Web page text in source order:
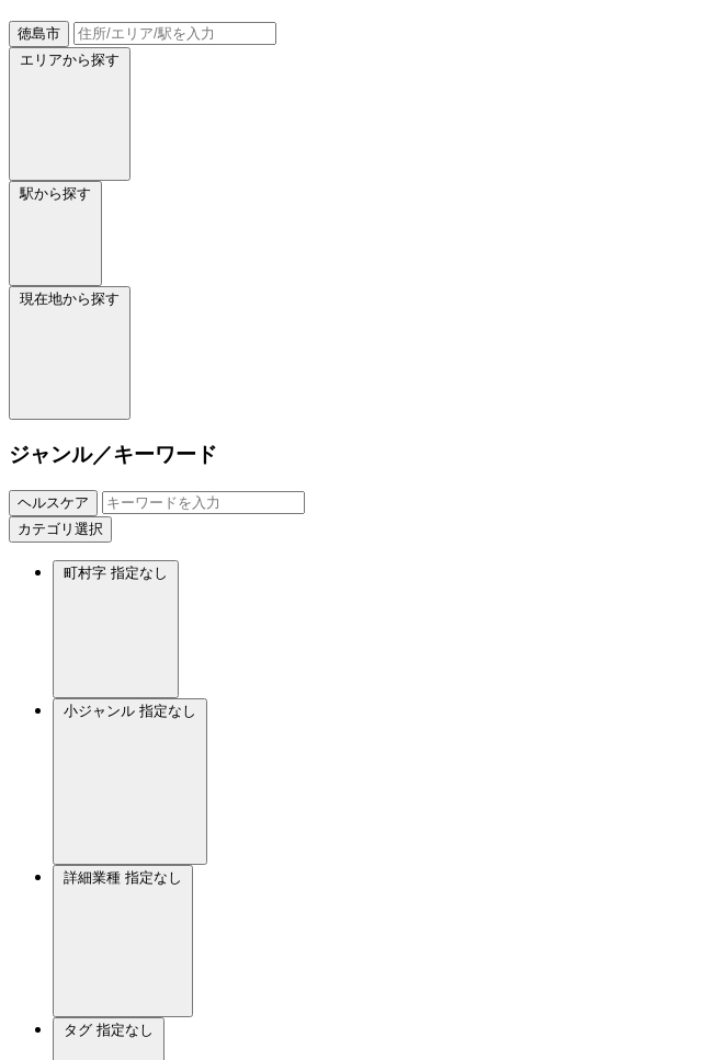
徳島市
エリアから探す
駅から探す
現在地から探す
ジャンル／キーワード
ヘルスケア
カテゴリ選択
町村字 指定なし
小ジャンル 指定なし
詳細業種 指定なし
タグ 指定なし